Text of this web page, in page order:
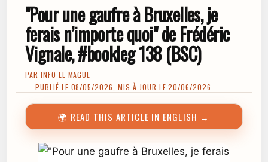
"Pour une gaufre à Bruxelles, je
ferais n’importe quoi" de Frédéric
Vignale, #bookleg 138 (BSC)
PAR INFO LE MAGUE
— PUBLIÉ LE 08/05/2026, MIS À JOUR LE 20/06/2026
🌍 READ THIS ARTICLE IN ENGLISH →